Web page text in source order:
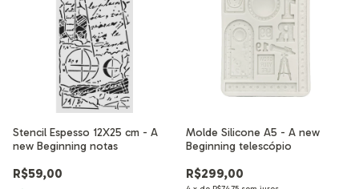
Stencil Espesso 12X25 cm - A
new Beginning notas
R$59,00
Molde Silicone A5 - A new
Beginning telescópio
R$299,00